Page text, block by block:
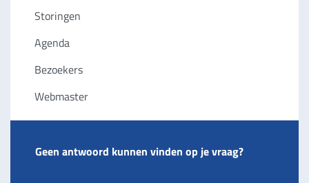
Storingen
Agenda
Bezoekers
Webmaster
Geen antwoord kunnen vinden op je vraag?